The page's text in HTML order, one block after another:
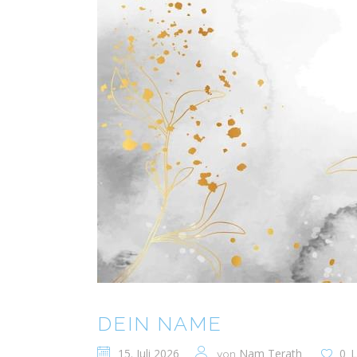
DEIN NAME
15. Juli 2026 von Nam Terath 0